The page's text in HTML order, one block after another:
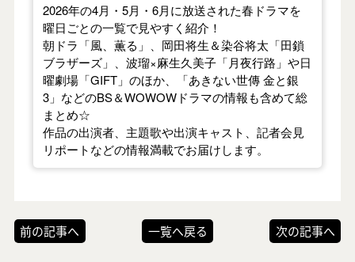
2026年の4月・5月・6月に放送された春ドラマを
曜日ごとの一覧で見やすく紹介！
朝ドラ「風、薫る」、岡田将生＆染谷将太「田鎖
ブラザーズ」、波瑠×麻生久美子「月夜行路」や日
曜劇場「GIFT」のほか、「あきない世傳 金と銀
3」などのBS＆WOWOWドラマの情報も含めて総
まとめ☆
作品の出演者、主題歌や出演キャスト、記者会見
リポートなどの情報満載でお届けします。
前の記事へ 一覧へ戻る 次の記事へ